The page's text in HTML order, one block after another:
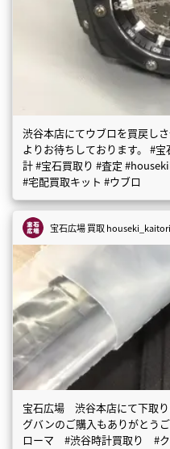
渋谷本店にてウブロを買戻し
よりお待ちしております。 #
計 #宝石買取り #査定
#宅配買取キット #ウブロ
宝石広場 買取houseki_kaitori
宝石広場 渋谷本店にて下取
グバンのご購入もありがとう
ローマ #渋谷時計買取り #ク